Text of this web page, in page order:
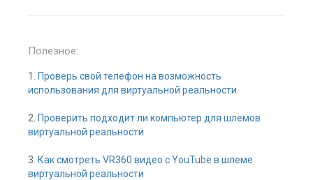
Полезное:
1.
Проверь свой телефон на возможность
использования для виртуальной реальности
2. Проверить подходит ли компьютер для шлемов
виртуальной реальности
3. Как смотреть VR360 видео с YouTube в шлеме
виртуальной реальности